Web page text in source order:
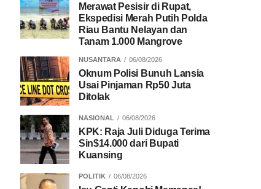
Merawat Pesisir di Rupat,
Ekspedisi Merah Putih Polda
Riau Bantu Nelayan dan
Tanam 1.000 Mangrove
NUSANTARA 06/08/2026
Oknum Polisi Bunuh Lansia
Usai Pinjaman Rp50 Juta
Ditolak
NASIONAL 06/08/2026
KPK: Raja Juli Diduga Terima
Sin$14.000 dari Bupati
Kuansing
POLITIK 06/08/2026